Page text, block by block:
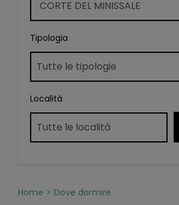
Tipologia
Località
Home Dove dormire